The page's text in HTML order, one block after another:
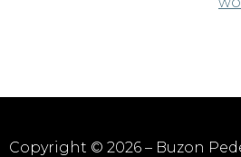
Copyright © 2026 – Buzon